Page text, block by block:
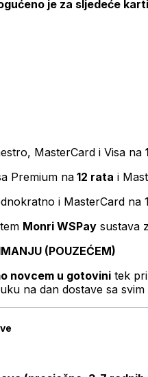
je za sljedeće
MasterCard i Visa na
Premium na 12 rata i
i MasterCard na
Monri WSPay sustava
(POUZEĆEM)
novcem u gotovini tek
na dan dostave sa svim